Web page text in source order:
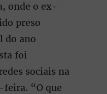
onde o ex-
preso
do ano
foi
sociais na
“O que